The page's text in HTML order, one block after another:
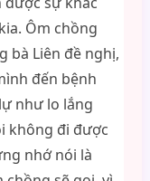
Ôm chồng
bà Liên đề nghị,
đến bệnh
như lo lắng
không đi được
nhớ nói là